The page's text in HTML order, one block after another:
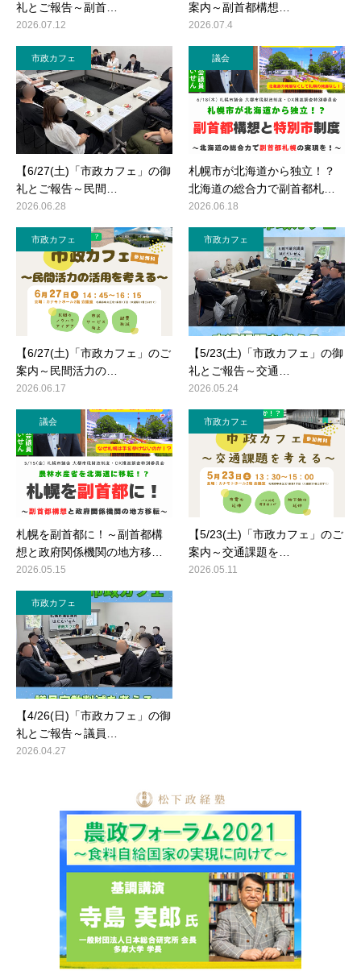
礼とご報告～副首…
2026.07.12
案内～副首都構想…
2026.07.4
市政カフェ
【6/27(土)「市政カフェ」の御
礼とご報告～民間…
2026.06.28
議会
札幌市が北海道から独立！？
北海道の総合力で副首都札…
2026.06.18
市政カフェ
【6/27(土)「市政カフェ」のご
案内～民間活力の…
2026.06.17
市政カフェ
【5/23(土)「市政カフェ」の御
礼とご報告～交通…
2026.05.24
議会
札幌を副首都に！～副首都構
想と政府関係機関の地方移…
2026.05.15
市政カフェ
【5/23(土)「市政カフェ」のご
案内～交通課題を…
2026.05.11
市政カフェ
【4/26(日)「市政カフェ」の御
礼とご報告～議員…
2026.04.27